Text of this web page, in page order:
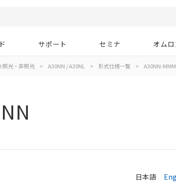
サポート セミナ オム
照光・非照光 > A30NN / A30NL > 形式仕様一覧 > A30NN-
日本語